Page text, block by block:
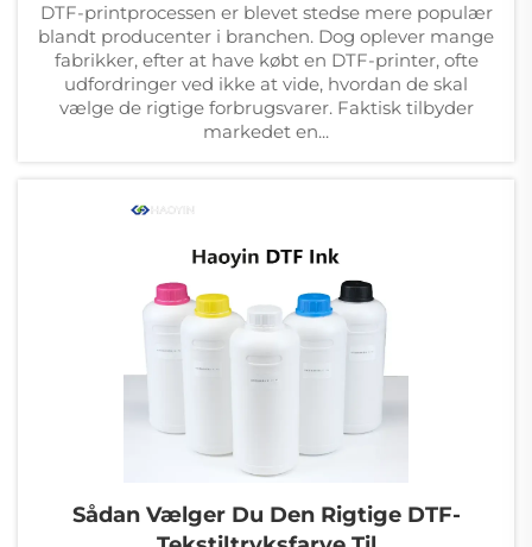
DTF-printprocessen er blevet stedse mere populær
blandt producenter i branchen. Dog oplever mange
fabrikker, efter at have købt en DTF-printer, ofte
udfordringer ved ikke at vide, hvordan de skal
vælge de rigtige forbrugsvarer. Faktisk tilbyder
markedet en...
Sådan Vælger Du Den Rigtige DTF-